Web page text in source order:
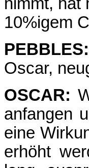
10%igem
PEBBLES:
Oscar,
OSCAR:
anfangen
eine
erhöht